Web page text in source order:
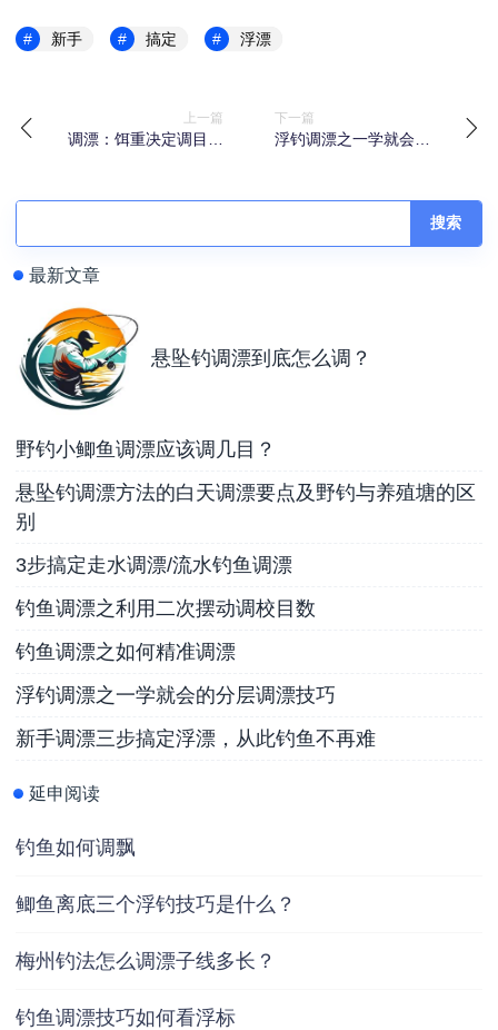
新手 搞定 浮漂
上一篇
调漂：饵重决定调目，
下一篇
浮钓调漂之一学就会的
搜索
最新文章
悬坠钓调漂到底怎么调？
野钓小鲫鱼调漂应该调几目？
悬坠钓调漂方法的白天调漂要点及野钓与养殖塘的区
别
3步搞定走水调漂/流水钓鱼调漂
钓鱼调漂之利用二次摆动调校目数
钓鱼调漂之如何精准调漂
浮钓调漂之一学就会的分层调漂技巧
新手调漂三步搞定浮漂，从此钓鱼不再难
延申阅读
钓鱼如何调飘
鲫鱼离底三个浮钓技巧是什么？
梅州钓法怎么调漂子线多长？
钓鱼调漂技巧如何看浮标